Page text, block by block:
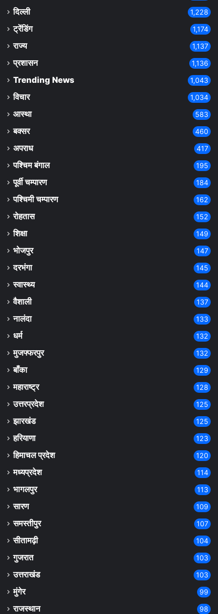
दिल्ली 1,228
ट्रेंडिंग 1,174
राज्य 1,137
प्रशासन 1,136
Trending News 1,043
विचार 1,034
आस्था 583
बक्सर 460
अपराध 417
पश्चिम बंगाल 195
पूर्वी चम्पारण 184
पश्चिमी चम्पारण 162
रोहतास 152
शिक्षा 149
भोजपुर 147
दरभंगा 145
स्वास्थ्य 144
वैशाली 137
नालंदा 133
धर्म 132
मुजफ्फरपुर 132
बाँका 129
महाराष्ट्र 128
उत्तरप्रदेश 125
झारखंड 125
हरियाणा 123
हिमाचल प्रदेश 120
मध्यप्रदेश 114
भागलपुर 113
सारण 109
समस्तीपुर 107
सीतामढ़ी 104
गुजरात 103
उत्तराखंड 103
मुंगेर 99
राजस्थान 98